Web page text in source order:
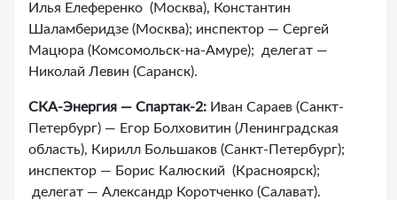
Илья Елеференко (Москва), Константин
Шаламберидзе (Москва); инспектор — Сергей
Мацюра (Комсомольск-на-Амуре); делегат —
Николай Левин (Саранск).
СКА-Энергия — Спартак-2: Иван Сараев (Санкт-
Петербург) — Егор Болховитин (Ленинградская
область), Кирилл Большаков (Санкт-Петербург);
инспектор — Борис Калюский (Красноярск);
делегат — Александр Коротченко (Салават).